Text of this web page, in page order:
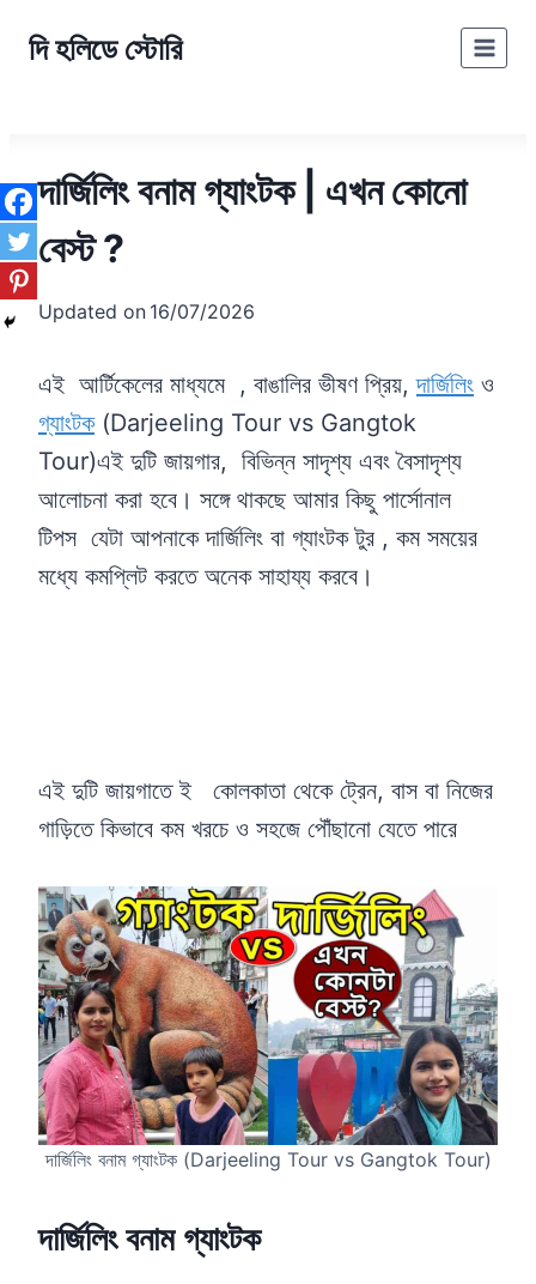
দি হলিডে স্টোরি
দার্জিলিং বনাম গ্যাংটক | এখন কোনো
বেস্ট ?
Updated on 16/07/2026
এই আর্টিকেলের মাধ্যমে , বাঙালির ভীষণ প্রিয়,দার্জিলিং ও
গ্যাংটক(Darjeeling Tour vs Gangtok
Tour)এই দুটি জায়গার, বিভিন্ন সাদৃশ্য এবং বৈসাদৃশ্য
আলোচনা করা হবে। সঙ্গে থাকছে আমার কিছু পার্সোনাল
টিপস যেটা আপনাকে দার্জিলিং বা গ্যাংটক টুর , কম সময়ের
মধ্যে কমপ্লিট করতে অনেক সাহায্য করবে।
এই দুটি জায়গাতে ই কোলকাতা থেকে ট্রেন, বাস বা নিজের
গাড়িতে কিভাবে কম খরচে ও সহজে পৌঁছানো যেতে পারে
দার্জিলিং বনাম গ্যাংটক (Darjeeling Tour vs Gangtok Tour)
দার্জিলিং বনাম গ্যাংটক